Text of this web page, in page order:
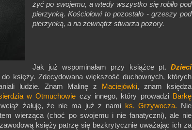
żyć po swojemu, a wtedy wszystko się robiło pod
pierzynką. Kościołowi to pozostało - grzeszy pod
pierzynką, a na zewnątrz stwarza pozory.
Jak już wspominałam przy książce pt. Dzieci
księży. Zdecydowana większość duchownych, których
ludzie. Znam Malinę z
Maciejówki, znam księdza
w Otmuchowie czy innego, który prowadziBarkę
wciąż żałuję, że nie ma już z nami
ks. Grzywocza. Nie
wierząca (choć po swojemu i nie fanatyczni), ale nie
księży patrzę się bezkrytycznie uważając ich za